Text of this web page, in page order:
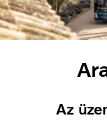
Az